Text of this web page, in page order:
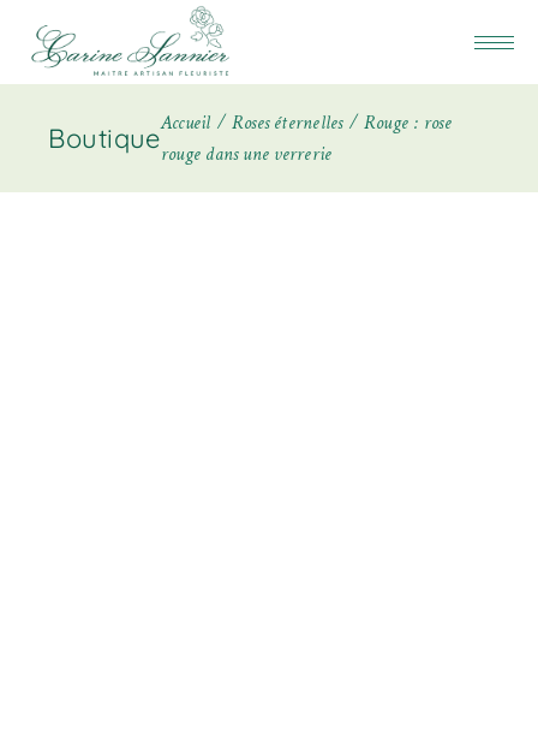
BoutiqueAccueil Roses éternelles
Rouge : rose
rouge dans une verrerie